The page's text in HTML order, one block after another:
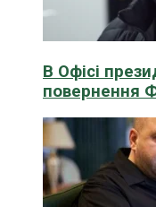
В Офісі
повернення